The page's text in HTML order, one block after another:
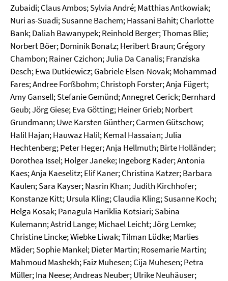
Zubaidi; Claus Ambos; Sylvia André; Matthias Antkowiak;
Nuri as-Suadi; Susanne Bachem; Hassani Bahit; Charlotte
Bank; Daliah Bawanypek; Reinhold Berger; Thomas Blie;
Norbert Böer; Dominik Bonatz; Heribert Braun; Grégory
Chambon; Rainer Czichon; Julia Da Canalis; Franziska
Desch; Ewa Dutkiewicz; Gabriele Elsen-Novak; Mohammad
Fares; Andree Forßbohm; Christoph Forster; Anja Fügert;
Amy Gansell; Stefanie Gemünd; Annegret Gerick; Bernhard
Geub; Jörg Giese; Eva Götting; Heiner Grieb; Norbert
Grundmann; Uwe Karsten Günther; Carmen Gütschow;
Halil Hajan; Hauwaz Halil; Kemal Hassaian; Julia
Hechtenberg; Peter Heger; Anja Hellmuth; Birte Holländer;
Dorothea Issel; Holger Janeke; Ingeborg Kader; Antonia
Kaes; Anja Kaeselitz; Elif Kaner; Christina Katzer; Barbara
Kaulen; Sara Kayser; Nasrin Khan; Judith Kirchhofer;
Konstanze Kitt; Ursula Kling; Claudia Kling; Susanne Koch;
Helga Kosak; Panagula Hariklia Kotsiari; Sabina
Kulemann; Astrid Lange; Michael Leicht; Jörg Lemke;
Christine Lincke; Wiebke Liwak; Tilman Lüdke; Marlies
Mäder; Sophie Mankel; Dieter Martin; Rosemarie Martin;
Mahmoud Mashekh; Faiz Muhesen; Cija Muhesen; Petra
Müller; Ina Neese; Andreas Neuber; Ulrike Neuhäuser;